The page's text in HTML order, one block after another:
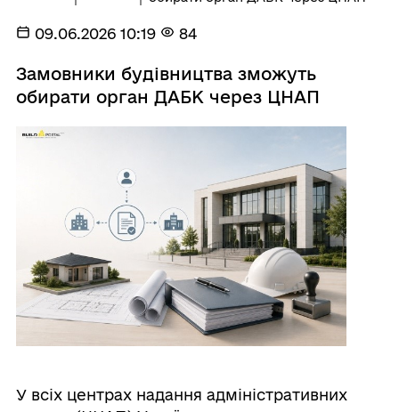
09.06.2026 10:19 84
Замовники будівництва зможуть
обирати орган ДАБК через ЦНАП
У всіх центрах надання адміністративних